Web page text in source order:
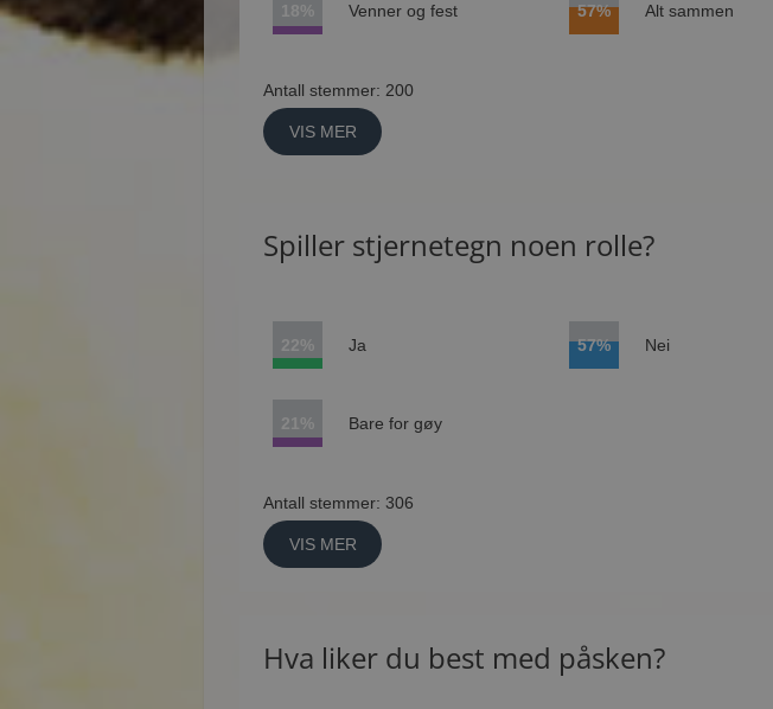
18% Venner og fest 57% Alt sammen
Antall stemmer: 200
VIS MER
Spiller stjernetegn noen rolle?
22% Ja 57% Nei
21% Bare for gøy
Antall stemmer: 306
VIS MER
Hva liker du best med påsken?